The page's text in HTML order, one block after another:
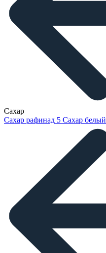
Сахар
Сахар рафинад 5 Сахар белый